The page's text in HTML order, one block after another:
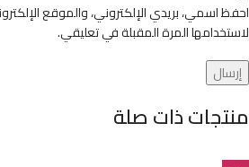
احفظ اسمي، بريدي الإلكتروني، والموقع
لاستخدامها المرة المقبلة في تعليقي.
منتجات ذات صلة